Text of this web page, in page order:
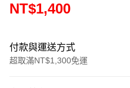
NT$1,400
付款與運送方式
超取滿NT$1,300免運